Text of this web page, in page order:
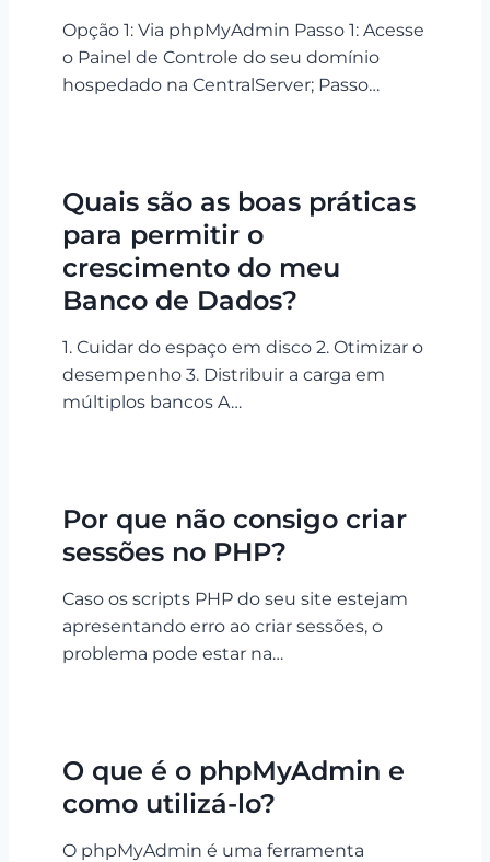
Opção 1: Via phpMyAdmin Passo 1: Acesse
o Painel de Controle do seu domínio
hospedado na CentralServer; Passo…
Quais são as boas práticas
para permitir o
crescimento do meu
Banco de Dados?
1. Cuidar do espaço em disco 2. Otimizar o
desempenho 3. Distribuir a carga em
múltiplos bancos A…
Por que não consigo criar
sessões no PHP?
Caso os scripts PHP do seu site estejam
apresentando erro ao criar sessões, o
problema pode estar na…
O que é o phpMyAdmin e
como utilizá-lo?
O phpMyAdmin é uma ferramenta